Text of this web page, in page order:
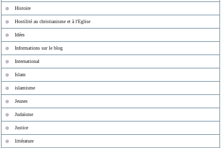
Histoire
Hostilité au christianisme et à l'Eglise
Idées
Informations sur le blog
International
Islam
islamisme
Jeunes
Judaïsme
Justice
littérature